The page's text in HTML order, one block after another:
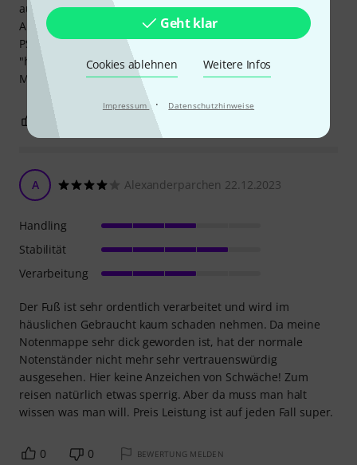
Geht klar
Cookies ablehnen Weitere Infos
Impressum · Datenschutzhinweise
auch 8-seiten Piano-Noten auf das Pult ... UND BLEIBEN
AUCH DA!!
PS: Ich kann diese schrottigen "Flöten-Stative" die so
"handlich" einklappbar sind niemals verstehen. Uwe,
Musiklehrer seit 2004
BEWERTUNG MELDEN
A Alexanderparchen 22.12.2023
Der Fuß ist sehr ordentlich verarbeitet und wird im
häuslichen Gebraucht kaum schaden nehmen. Da meine
Notenmappe sehr dick geworden ist, hat der normale
Notenständer nicht mehr sehr vertrauenswürdig
ausgesehen. Hier keine Anzeichen von Schwäche! Zum
reisen natürlich etwas sperrig. Aber da muss man halt
wissen was man will. Preis Leistung ist auf jeden Fall super.
Handling
Stabilität
Verarbeitung
0 0 BEWERTUNG MELDEN